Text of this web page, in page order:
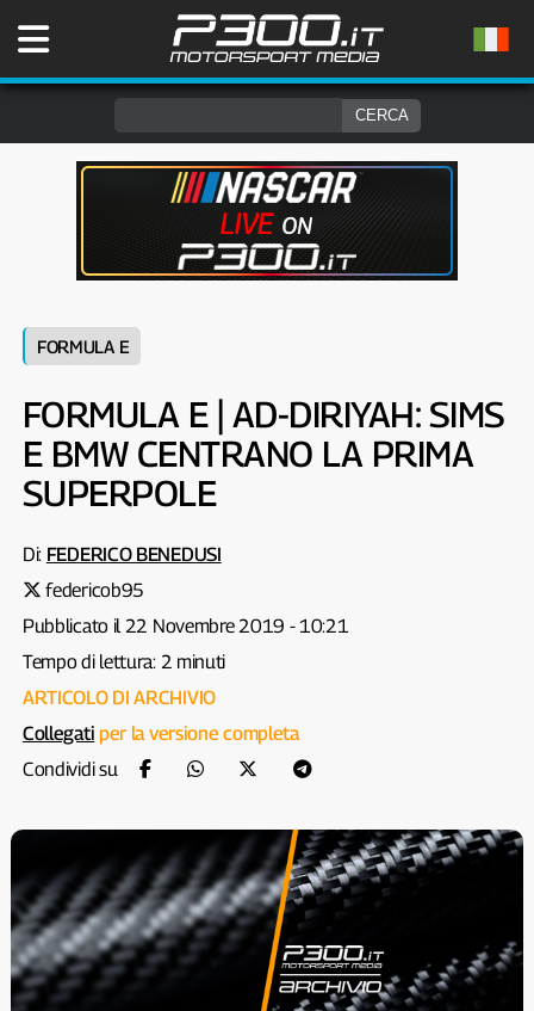
FORMULA E
FORMULA E | AD-DIRIYAH: SIMS
E BMW CENTRANO LA PRIMA
SUPERPOLE
Di: FEDERICO BENEDUSI
federicob95
Pubblicato il 22 Novembre 2019 - 10:21
Tempo di lettura: 2 minuti
ARTICOLO DI ARCHIVIO
Collegati per la versione completa
Condividi su